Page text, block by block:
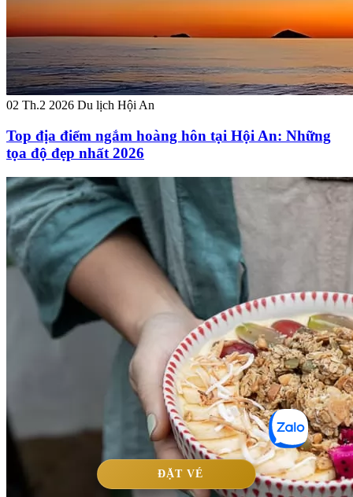
ĐẶT VÉ
02 Th.2 2026 Du lịch Hội An
Top địa điểm ngắm hoàng hôn tại Hội An: Những
tọa độ đẹp nhất 2026